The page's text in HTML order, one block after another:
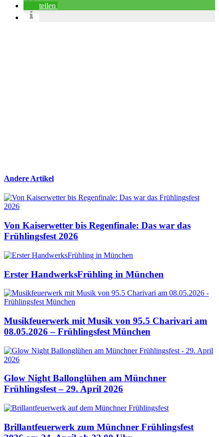
teilen
Andere Artikel
Von Kaiserwetter bis Regenfinale: Das war das
Frühlingsfest 2026
Erster HandwerksFrühling in München
Musikfeuerwerk mit Musik von 95.5 Charivari am
08.05.2026 – Frühlingsfest München
Glow Night Ballonglühen am Münchner
Frühlingsfest – 29. April 2026
Brillantfeuerwerk zum Münchner Frühlingsfest